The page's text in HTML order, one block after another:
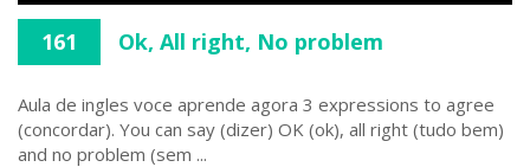
161 Ok, All right, No problem
Aula de ingles voce aprende agora 3 expressions to agree
(concordar). You can say (dizer) OK (ok), all right (tudo bem)
and no problem (sem ...